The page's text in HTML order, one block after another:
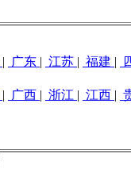
| 广东 | 江苏 | 福建 |
| 广西 | 浙江 | 江西 |